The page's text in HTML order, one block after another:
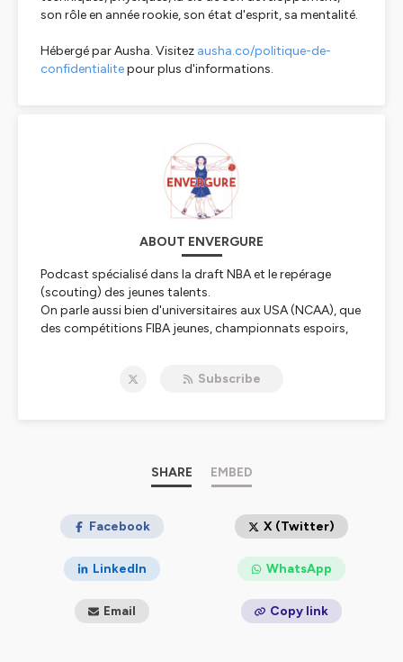
son rôle en année rookie, son état d'esprit, sa mentalité.
Hébergé par Ausha. Visitez ausha.co/politique-de-
confidentialitepour plus d'informations.
ABOUT ENVERGURE
Podcast spécialisé dans la draft NBA et le repérage
(scouting) des jeunes talents.
On parle aussi bien d'universitaires aux USA (NCAA), que
des compétitions FIBA jeunes, championnats espoirs,
Hébergé par Ausha. Visitez ausha.co/politique-de-
Subscribe
SHARE EMBED
Facebook X (Twitter)
LinkedIn WhatsApp
Email Copy link